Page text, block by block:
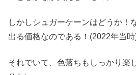
しかしシュガーケーンはどうか！
出る価格なのである！(2022年当
それでいて、色落ちもしっかり楽